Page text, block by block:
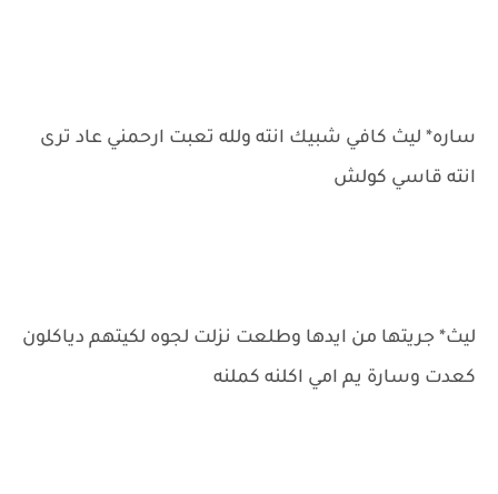
ساره* ليث كافي شبيك انته ولله تعبت ارحمني عاد ترى
انته قاسي كولش
ليث* جريتها من ايدها وطلعت نزلت لجوه لكيتهم دياكلون
كعدت وسارة يم امي اكلنه كملنه